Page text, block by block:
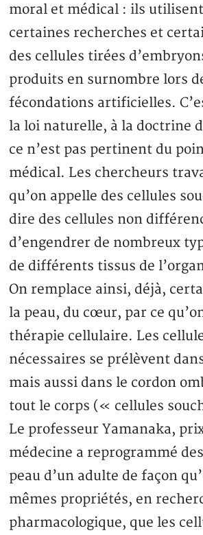
moral et médical : ils
certaines recherches et
des cellules tirées
produits en surnombre lors
fécondations artificielles.
la loi naturelle, à la doctrine
ce n’est pas pertinent du
médical. Les chercheurs
qu’on appelle des cellules
dire des cellules non
d’engendrer de nombreux
de différents tissus de
On remplace ainsi, déjà,
la peau, du cœur, par ce
thérapie cellulaire. Les
nécessaires se prélèvent
mais aussi dans le cordon
tout le corps (« cellules
Le professeur Yamanaka,
médecine a reprogrammé
peau d’un adulte de façon
mêmes propriétés, en
pharmacologique, que les